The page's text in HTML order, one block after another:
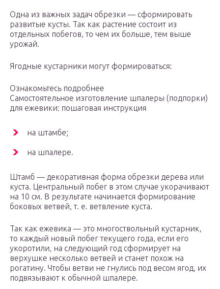
Одна из важных задач обрезки — сформировать
развитые кусты. Так как растение состоит из
отдельных побегов, то чем их больше, тем выше
урожай.
Ягодные кустарники могут формироваться:
Ознакомьтесь подробнее
Самостоятельное изготовление шпалеры (подпорки)
для ежевики: пошаговая инструкция
на штамбе;
на шпалере.
Штамб — декоративная форма обрезки дерева или
куста. Центральный побег в этом случае укорачивают
на 10 см. В результате начинается формирование
боковых ветвей, т. е. ветвление куста.
Так как ежевика — это многоствольный кустарник,
то каждый новый побег текущего года, если его
укоротили, на следующий год сформирует на
верхушке несколько ветвей и станет похож на
рогатину. Чтобы ветви не гнулись под весом ягод, их
подвязывают к обычной шпалере.